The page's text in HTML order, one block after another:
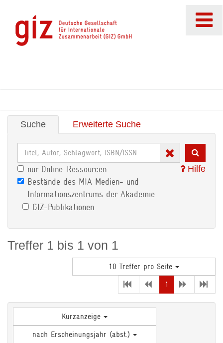
Suche Erweiterte Suche
Hilfe
nur Online-Ressourcen
Bestände des MIA Medien- und
Informationszentrums der Akademie
GIZ-Publikationen
Treffer 1 bis 1 von 1
10 Treffer pro Seite
1
(current)
Kurzanzeige
nach Erscheinungsjahr (abst.)